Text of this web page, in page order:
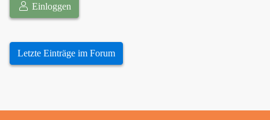
Einloggen
Letzte Einträge im Forum